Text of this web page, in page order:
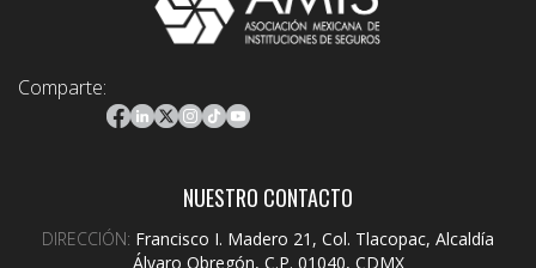
Comparte:
NUESTRO CONTACTO
DIRECCIÓN: Francisco I. Madero 21, Col. Tlacopac, Alcaldía
Álvaro Obregón, C.P. 01040, CDMX